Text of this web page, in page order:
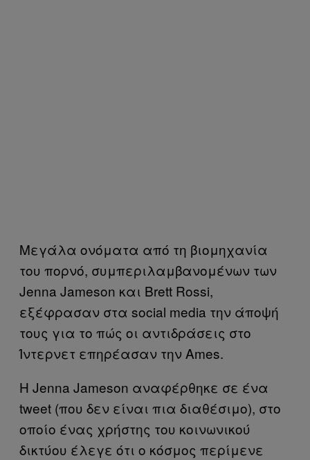
Μεγάλα ονόματα από τη βιομηχανία
του πορνό, συμπεριλαμβανομένων των
Jenna Jameson και Brett Rossi,
εξέφρασαν στα social media την άποψή
τους για το πώς οι αντιδράσεις στο
Ίντερνετ επηρέασαν την Ames.
Η Jenna Jameson αναφέρθηκε σε ένα
tweet (που δεν είναι πια διαθέσιμο), στο
οποίο ένας χρήστης του κοινωνικού
δικτύου έλεγε ότι ο κόσμος περίμενε